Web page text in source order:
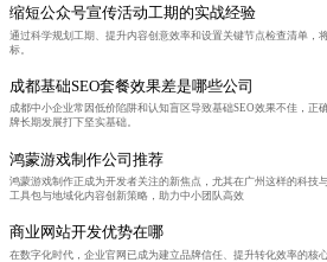
缩短公众号宣传活动工期的实战经验
通过科学规划工期、提升内容创意效率和设置关键节点检查清单
标。
成都基础SEO套餐效果差是哪些公司
成都中小企业常因低价陷阱和认知盲区导致基础SEO效果不佳，
牌长期发展打下坚实基础。
鸿蒙游戏制作公司推荐
鸿蒙游戏制作正成为开发者关注的新焦点，尤其在广州这样的科
工具包与地域化内容创新策略，助力中小团队高效
商业网站开发优势在哪
在数字化时代，企业官网已成为建立品牌信任、提升转化效率的